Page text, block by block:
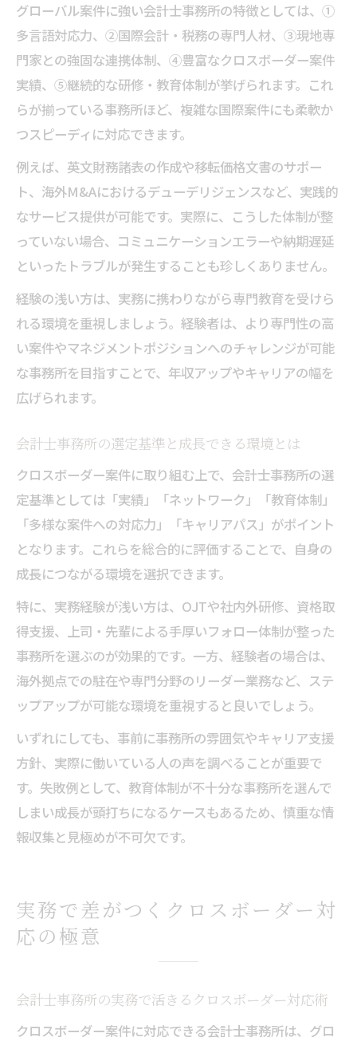
グローバル案件に強い会計士事務所の特徴としては、①
多言語対応力、②国際会計・税務の専門人材、③現地専
門家との強固な連携体制、④豊富なクロスボーダー案件
実績、⑤継続的な研修・教育体制が挙げられます。これ
らが揃っている事務所ほど、複雑な国際案件にも柔軟か
つスピーディに対応できます。
例えば、英文財務諸表の作成や移転価格文書のサポー
ト、海外M&Aにおけるデューデリジェンスなど、実践的
なサービス提供が可能です。実際に、こうした体制が整
っていない場合、コミュニケーションエラーや納期遅延
といったトラブルが発生することも珍しくありません。
経験の浅い方は、実務に携わりながら専門教育を受けら
れる環境を重視しましょう。経験者は、より専門性の高
い案件やマネジメントポジションへのチャレンジが可能
な事務所を目指すことで、年収アップやキャリアの幅を
広げられます。
会計士事務所の選定基準と成長できる環境とは
クロスボーダー案件に取り組む上で、会計士事務所の選
定基準としては「実績」「ネットワーク」「教育体制」
「多様な案件への対応力」「キャリアパス」がポイント
となります。これらを総合的に評価することで、自身の
成長につながる環境を選択できます。
特に、実務経験が浅い方は、OJTや社内外研修、資格取
得支援、上司・先輩による手厚いフォロー体制が整った
事務所を選ぶのが効果的です。一方、経験者の場合は、
海外拠点での駐在や専門分野のリーダー業務など、ステ
ップアップが可能な環境を重視すると良いでしょう。
いずれにしても、事前に事務所の雰囲気やキャリア支援
方針、実際に働いている人の声を調べることが重要で
す。失敗例として、教育体制が不十分な事務所を選んで
しまい成長が頭打ちになるケースもあるため、慎重な情
報収集と見極めが不可欠です。
実務で差がつくクロスボーダー対
応の極意
会計士事務所の実務で活きるクロスボーダー対応術
クロスボーダー案件に対応できる会計士事務所は、グロ